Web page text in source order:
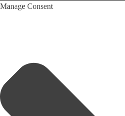
Manage Consent